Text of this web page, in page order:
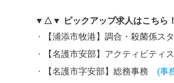
▼△▼ ピックアップ求人はこち
・
【浦添市牧港】調合・殺菌係ス
・
【名護市安部】アクティビティ
・
【名護市字安部】総務事務 (事